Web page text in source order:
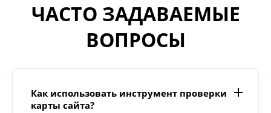
ЧАСТО ЗАДАВАЕМЫЕ
ВОПРОСЫ
Как использовать инструмент проверки
карты сайта?